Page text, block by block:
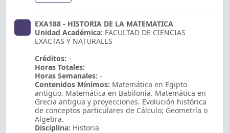
EXA188 - HISTORIA DE LA MATEMATICA
Unidad Académica: FACULTAD DE CIENCIAS
EXACTAS Y NATURALES
Créditos: -
Horas Totales:
Horas Semanales: -
Contenidos Mínimos: Matemática en Egipto
antiguo. Matemática en Babilonia. Matemática en
Grecia antigua y proyecciones. Evolución histórica
de conceptos particulares de Cálculo; Geometría o
Algebra.
Disciplina: Historia